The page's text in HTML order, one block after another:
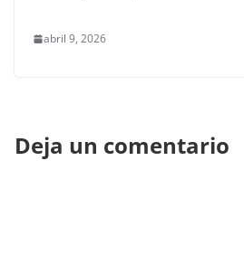
abril 9, 2026
Deja un comentario